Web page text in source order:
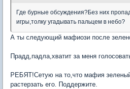
Где бурные обсуждения?Без них
игры,толку угадывать пальцем в небо?
А ты следующий мафиози после
Прадд,падла,хватит за меня
РЕБЯТ!Сетую на то,что мафия
растерзать его. Поддержите.